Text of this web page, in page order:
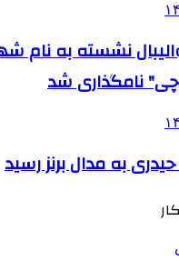
نشسته به نام
نامگذاری شد
به مدال برنز رسید